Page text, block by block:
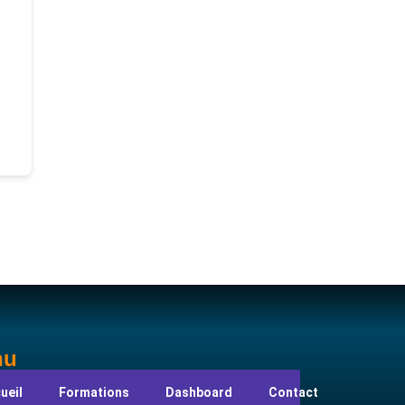
Formations Dashboard Contact